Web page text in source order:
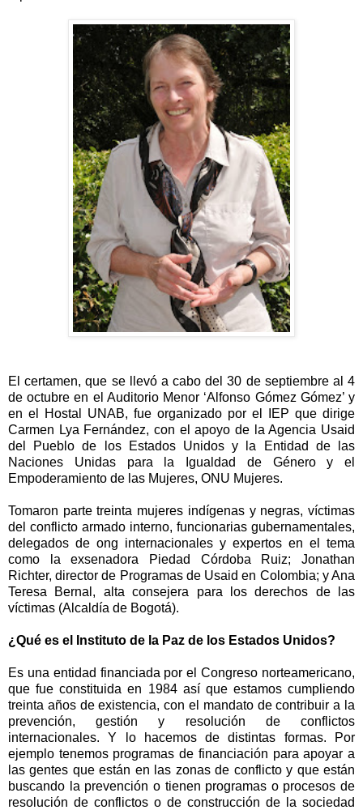
El certamen, que se llevó a cabo del 30 de septiembre al 4
de octubre en el Auditorio Menor ‘Alfonso Gómez Gómez’ y
en el Hostal UNAB, fue organizado por el IEP que dirige
Carmen Lya Fernández, con el apoyo de la Agencia Usaid
del Pueblo de los Estados Unidos y la Entidad de las
Naciones Unidas para la Igualdad de Género y el
Empoderamiento de las Mujeres, ONU Mujeres.
Tomaron parte treinta mujeres indígenas y negras, víctimas
del conflicto armado interno, funcionarias gubernamentales,
delegados de ong internacionales y expertos en el tema
como la exsenadora Piedad Córdoba Ruiz; Jonathan
Richter, director de Programas de Usaid en Colombia; y Ana
Teresa Bernal, alta consejera para los derechos de las
víctimas (Alcaldía de Bogotá).
¿Qué es el Instituto de la Paz de los Estados Unidos?
Es una entidad financiada por el Congreso norteamericano,
que fue constituida en 1984 así que estamos cumpliendo
treinta años de existencia, con el mandato de contribuir a la
prevención, gestión y resolución de conflictos
internacionales. Y lo hacemos de distintas formas. Por
ejemplo tenemos programas de financiación para apoyar a
las gentes que están en las zonas de conflicto y que están
buscando la prevención o tienen programas o procesos de
resolución de conflictos o de construcción de la sociedad